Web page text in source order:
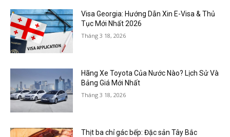
Visa Georgia: Hướng Dẫn Xin E-Visa & Thủ
Tục Mới Nhất 2026
Tháng 3 18, 2026
Hãng Xe Toyota Của Nước Nào? Lịch Sử Và
Bảng Giá Mới Nhất
Tháng 3 18, 2026
Thịt ba chỉ gác bếp: Đặc sản Tây Bắc